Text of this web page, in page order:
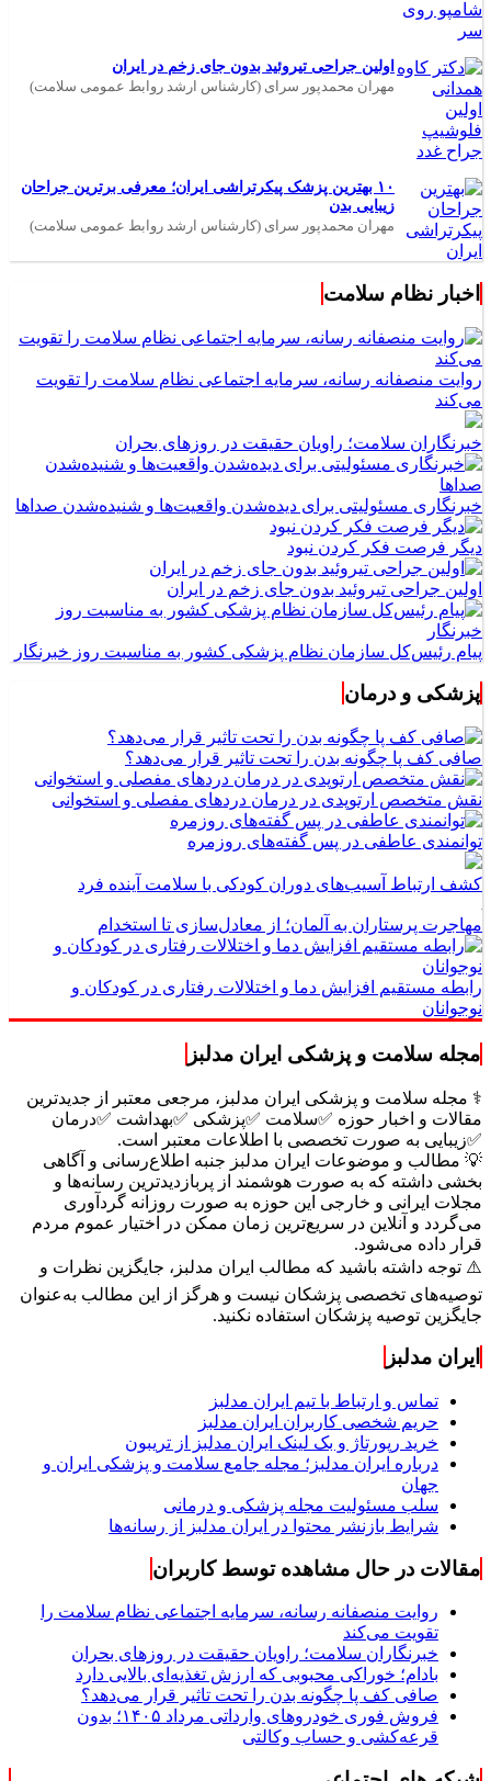
مهران محمدپور سرای (کارشناس ارشد روابط عمومی سلامت)
اخبار نظام سلامت
روایت منصفانه رسانه، سرمایه اجتماعی نظام سلامت را تقویت
می‌کند
خبرنگاران سلامت؛ راویان حقیقت در روزهای بحران
خبرنگاری مسئولیتی برای دیده‌شدن واقعیت‌ها و شنیده‌شدن صداها
دیگر فرصت فکر کردن نبود
اولین جراحی تیروئید بدون جای زخم در ایران
پیام رئیس‌کل سازمان نظام پزشکی کشور به مناسبت روز خبرنگار
پزشکی و درمان
نقش متخصص ارتوپدی در درمان دردهای مفصلی و استخوانی
توانمندی عاطفی در پس گفته‌های روزمره
کشف ارتباط آسیب‌های دوران کودکی با سلامت آینده فرد
مهاجرت پرستاران به آلمان؛ از معادل‌سازی تا استخدام
رابطه مستقیم افزایش دما و اختلالات رفتاری در کودکان و
نوجوانان
مجله سلامت و پزشکی ایران مدلبز
⚕️ مجله سلامت و پزشکی ایران مدلبز، مرجعی معتبر از جدیدترین
✅زیبایی به صورت تخصصی با اطلاعات معتبر است.
💡 مطالب و موضوعات ایران مدلبز جنبه اطلاع‌رسانی و آگاهی
بخشی داشته که به صورت هوشمند از پربازدیدترین رسانه‌ها و
مجلات ایرانی و خارجی این حوزه به صورت روزانه گردآوری
می‌گردد و آنلاین در سریع‌ترین زمان ممکن در اختیار عموم مردم
قرار داده می‌شود.
⚠️ توجه داشته باشید که مطالب ایران مدلبز، جایگزین نظرات و
توصیه‌های تخصصی پزشکان نیست و هرگز از این مطالب به‌عنوان
جایگزین توصیه پزشکان استفاده نکنید.
ایران مدلبز
تماس و ارتباط با تیم ایران مدلبز
خرید رپورتاژ و بک لینک ایران مدلبز از تریبون
درباره ایران مدلبز؛ مجله جامع سلامت و پزشکی ایران و
جهان
سلب مسئولیت مجله پزشکی و درمانی
شرایط بازنشر محتوا در ایران مدلبز از رسانه‌ها
مقالات در حال مشاهده توسط کاربران
روایت منصفانه رسانه، سرمایه اجتماعی نظام سلامت را
خبرنگاران سلامت؛ راویان حقیقت در روزهای بحران
بادام؛ خوراکی محبوبی که ارزش تغذیه‌ای بالایی دارد
صافی کف پا چگونه بدن را تحت تاثیر قرار می‌دهد؟
فروش فوری خودروهای وارداتی مرداد ۱۴۰۵؛ بدون
قرعه‌کشی و حساب وکالتی
شبکه های اجتماعی